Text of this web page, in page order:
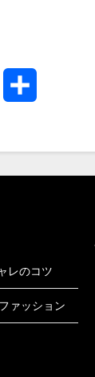
Hatena
レのコツ
ァッション